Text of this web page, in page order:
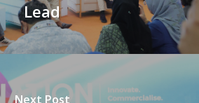
Lead
Next Post